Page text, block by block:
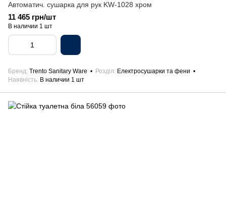
Автоматич. сушарка для рук KW-1028 хром
11 465 грн/шт
В наличии 1 шт
Бренд Trento Sanitary Ware Розділ
Електросушарки та фени
Наявність В наличии 1 шт